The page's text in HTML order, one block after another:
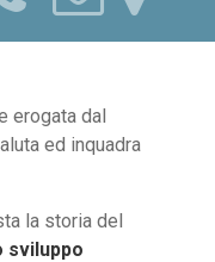
erogata dal
ed inquadra
la storia del
sviluppo